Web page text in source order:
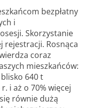
bezpłatny
i
Skorzystanie
rejestracji. Rosnąca
coraz
mieszkańców:
640 t
i aż o 70% więcej
równie dużą